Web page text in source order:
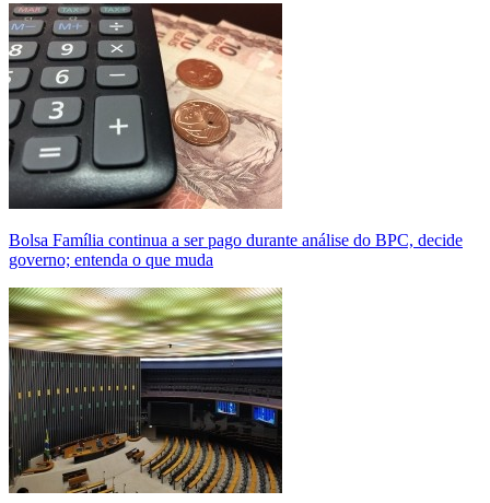
Bolsa Família continua a ser pago durante análise do BPC, decide
governo; entenda o que muda